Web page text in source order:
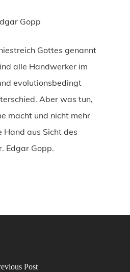
Gopp
Gottes genannt
alle Handwerker im
evolutionsbedingt
Aber was tun,
macht und nicht mehr
Hand aus Sicht des
Edgar Gopp.
Post